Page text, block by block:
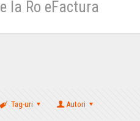
la Ro eFactura
Tag-uri Autori